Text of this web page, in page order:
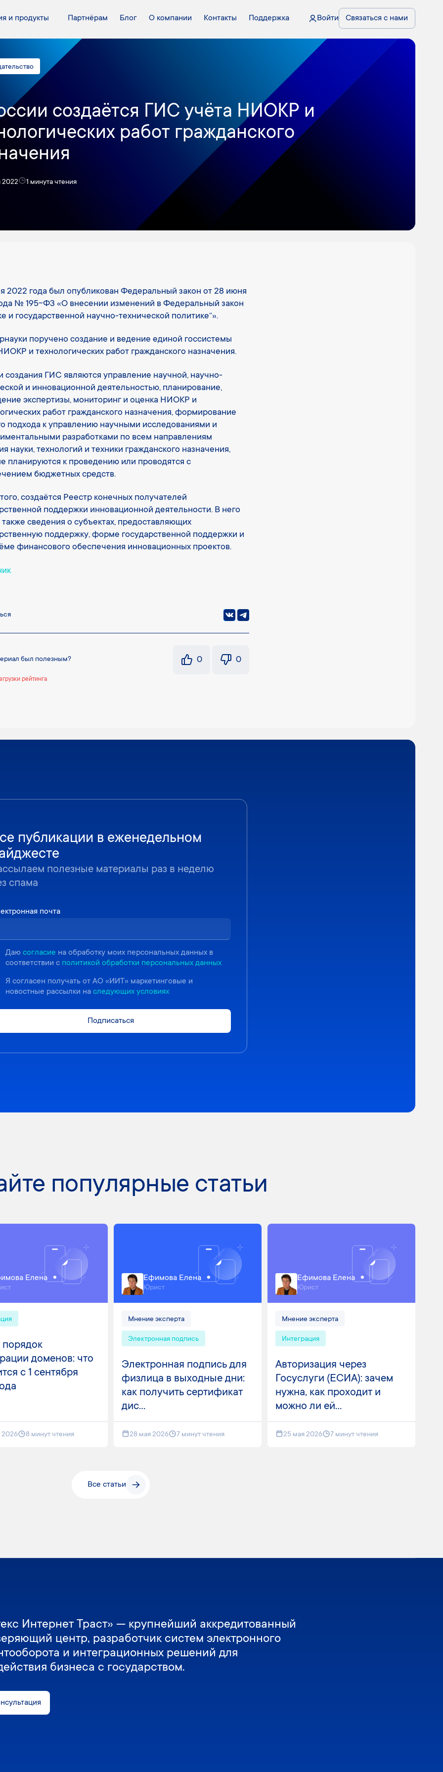
и продукты Партнёрам Блог О компании Контакты Поддержка Войти Связаться с нами
создаётся ГИС учёта НИОКР и
работ гражданского
2022 1 минута чтения
2022 года был опубликован Федеральный закон от 28 июня
№ 195-ФЗ «О внесении изменений в Федеральный закон
и государственной научно-технической политике“».
поручено создание и ведение единой госсистемы
и технологических работ гражданского назначения.
создания ГИС являются управление научной, научно-
и инновационной деятельностью, планирование,
экспертизы, мониторинг и оценка НИОКР и
работ гражданского назначения, формирование
подхода к управлению научными исследованиями и
разработками по всем направлениям
науки, технологий и техники гражданского назначения,
планируются к проведению или проводятся с
бюджетных средств.
создаётся Реестр конечных получателей
поддержки инновационной деятельности. В него
также сведения о субъектах, предоставляющих
поддержку, форме государственной поддержки и
финансового обеспечения инновационных проектов.
был полезным? 0 0
рейтинга
публикации в еженедельном
полезные материалы раз в неделю
спама
почта
Даю согласие на обработку моих персональных данных в
соответствии с политикой обработки персональных данных
Я согласен получать от АО «ИИТ» маркетинговые и
новостные рассылки на следующих условиях
Подписаться
популярные статьи
Елена
доменов: что
с 1 сентября
2026 8 минут чтения
Ефимова Елена
Юрист
Мнение эксперта
Электронная подпись
Электронная подпись для
физлица в выходные дни:
как получить сертификат
дис...
28 мая 2026 7 минут чтения
Ефимова Елена
Юрист
Мнение эксперта
Интеграция
Авторизация через
Госуслуги (ЕСИА): зачем
нужна, как проходит и
можно ли ей...
25 мая 2026 7 минут чтения
Все статьи
Интернет Траст» — крупнейший аккредитованный
центр, разработчик систем электронного
и интеграционных решений для
бизнеса с государством.